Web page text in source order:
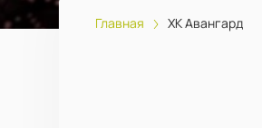
Главная ХК Авангард